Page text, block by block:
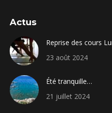
Actus
Reprise des cours
23 août 2024
Été tranquille…
21 juillet 2024